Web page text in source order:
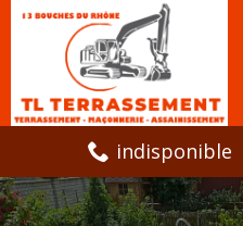
indisponible